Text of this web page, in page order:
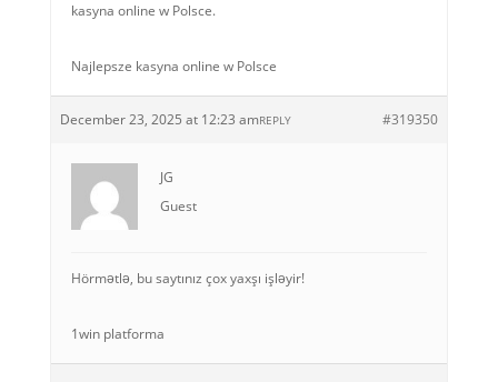
kasyna online w Polsce.
Najlepsze kasyna online w Polsce
December 23, 2025 at 12:23 am #319350
REPLY
JG
Guest
Hörmətlə, bu saytınız çox yaxşı işləyir!
1win platforma